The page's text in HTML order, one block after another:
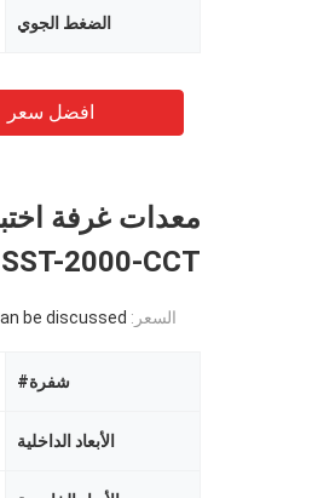
الضغط الجوي
افضل سعر
2000-CCT
السعر: be discussed
شفرة#
الأبعاد الداخلية